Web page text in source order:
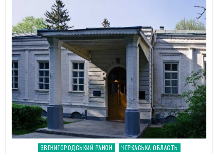
Posted
ЗВЕНИГОРОДСЬКИЙ РАЙОН ЧЕРКАСЬКА ОБЛАСТЬ